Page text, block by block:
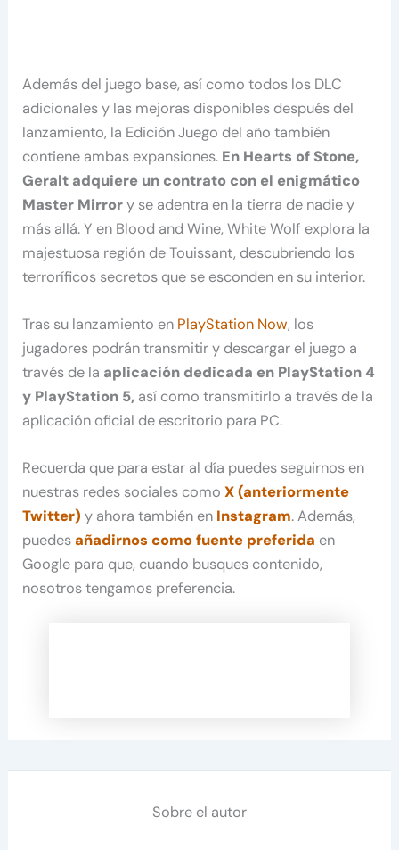
Además del juego base, así como todos los DLC
adicionales y las mejoras disponibles después del
lanzamiento, la Edición Juego del año también
contiene ambas expansiones. En Hearts of Stone,
Geralt adquiere un contrato con el enigmático
Master Mirrory se adentra en la tierra de nadie y
más allá. Y en Blood and Wine, White Wolf explora la
majestuosa región de Touissant, descubriendo los
terroríficos secretos que se esconden en su interior.
Tras su lanzamiento en PlayStation Now, los
jugadores podrán transmitir y descargar el juego a
través de la aplicación dedicada en PlayStation 4
y PlayStation 5, así como transmitirlo a través de la
aplicación oficial de escritorio para PC.
Recuerda que para estar al día puedes seguirnos en
nuestras redes sociales comoX (anteriormente
Twitter) y ahora también en Instagram. Además,
puedesañadirnos como fuente preferida en
Google para que, cuando busques contenido,
nosotros tengamos preferencia.
Sobre el autor